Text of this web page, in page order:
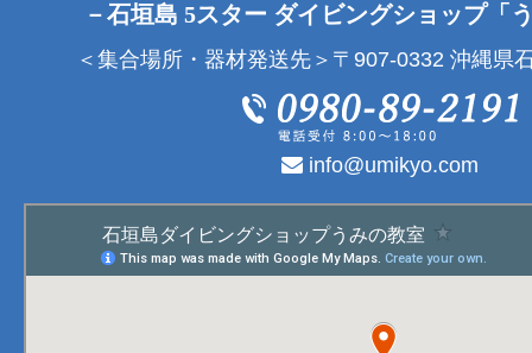
－石垣島 5スター ダイビングショップ「
＜集合場所・器材発送先＞〒907-0332 沖縄県
info@umikyo.com